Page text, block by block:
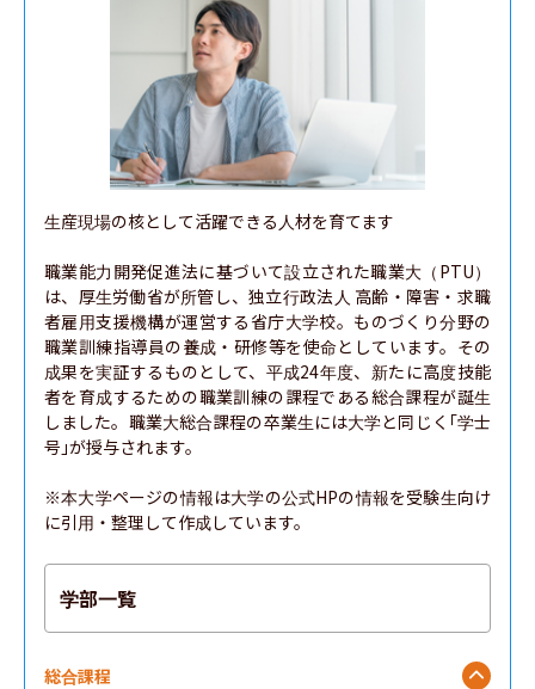
生産現場の核として活躍できる人材を育てます
職業能力開発促進法に基づいて設立された職業大（PTU）
は、厚生労働省が所管し、独立行政法人 高齢・障害・求職
者雇用支援機構が運営する省庁大学校。ものづくり分野の
職業訓練指導員の養成・研修等を使命としています。その
成果を実証するものとして、平成24年度、新たに高度技能
者を育成するための職業訓練の課程である総合課程が誕生
しました。職業大総合課程の卒業生には大学と同じく｢学士
号｣が授与されます。
※本大学ページの情報は大学の公式HPの情報を受験生向け
に引用・整理して作成しています。
学部一覧
総合課程